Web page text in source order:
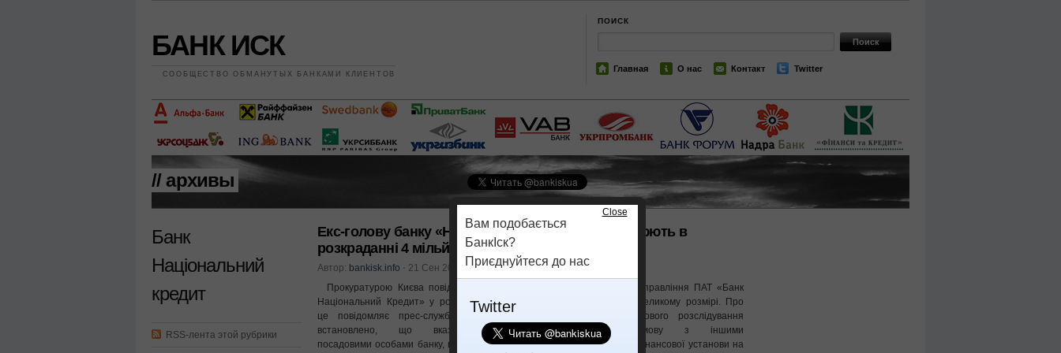
БАНК ИСК
СООБЩЕСТВО ОБМАНУТЫХ БАНКАМИ КЛИЕНТОВ
ПОИСК
Главная О нас Контакт Twitter
// архивы
Банк
Національний
кредит
RSS-лента этой рубрики
Екс-голову банку «Національний кредит» підозрюють в
розкраданні 4 мільйонів
Автор: bankisk.info ⋅ 21 Сен 2017⋅ Ваш отзыв
Прокуратурою Києва повідомлено про підозру колишньому голові правління ПАТ «Банк
Національний Кредит» у розкраданні грошових коштів в особливо великому розмірі. Про
це повідомляє прес-служба прокуратури Києва. «У ході досудового розслідування
встановлено, що вказана особа, вступивши у змову з іншими
посадовими особами банку, вчинила привласнення грошових коштів фінансової установи на
Close
Вам подобається
БанкІск?
Приєднуйтеся до нас
Twitter